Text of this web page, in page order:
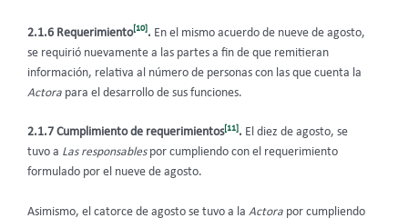
2.1.6 Requerimiento[10]. En el mismo acuerdo de nueve de agosto,
se requirió nuevamente a las partes a fin de que remitieran
información, relativa al número de personas con las que cuenta la
Actora para el desarrollo de sus funciones.
2.1.7 Cumplimiento de requerimientos[11]. El diez de agosto, se
tuvo a Las responsables por cumpliendo con el requerimiento
formulado por el nueve de agosto.
Asimismo, el catorce de agosto se tuvo a la Actora por cumpliendo